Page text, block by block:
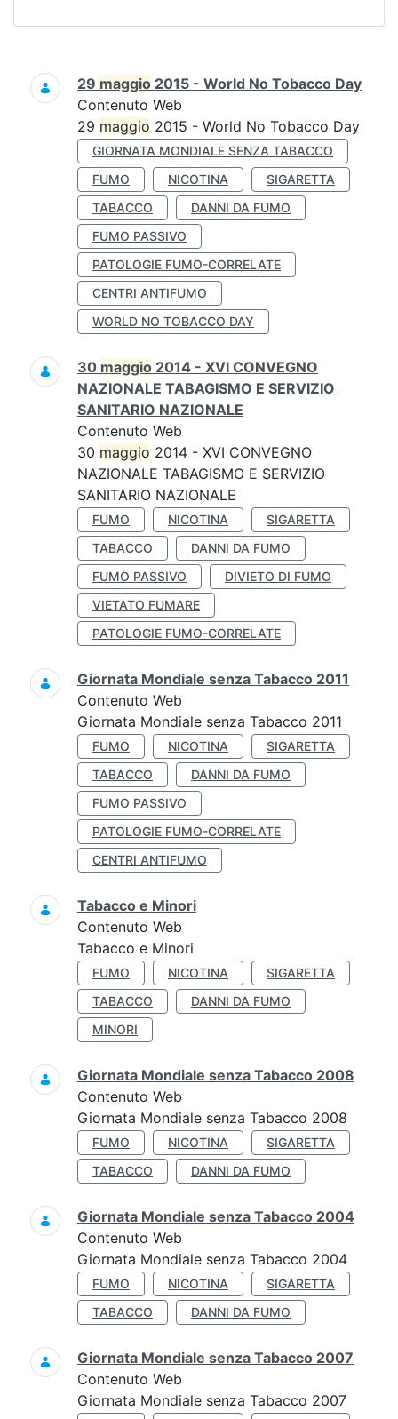
Ricerca
29 maggio 2015 - World No Tobacco Day
Contenuto Web
29 maggio 2015 - World No Tobacco Day
GIORNATA MONDIALE SENZA TABACCO
FUMO
NICOTINA
SIGARETTA
TABACCO
DANNI DA FUMO
FUMO PASSIVO
PATOLOGIE FUMO-CORRELATE
CENTRI ANTIFUMO
WORLD NO TOBACCO DAY
30 maggio 2014 - XVI CONVEGNO
NAZIONALE TABAGISMO E SERVIZIO
SANITARIO NAZIONALE
Contenuto Web
30 maggio 2014 - XVI CONVEGNO
NAZIONALE TABAGISMO E SERVIZIO
SANITARIO NAZIONALE
FUMO NICOTINA
SIGARETTA
TABACCO
DANNI DA FUMO
FUMO PASSIVO
DIVIETO DI FUMO
VIETATO FUMARE
PATOLOGIE FUMO-CORRELATE
Giornata Mondiale senza Tabacco 2011
Contenuto Web
Giornata Mondiale senza Tabacco 2011
FUMO NICOTINA
SIGARETTA
TABACCO
DANNI DA FUMO
FUMO PASSIVO
PATOLOGIE FUMO-CORRELATE
CENTRI ANTIFUMO
Tabacco e Minori
Contenuto Web
Tabacco e Minori
FUMO NICOTINA
SIGARETTA
TABACCO
DANNI DA FUMO
MINORI
Giornata Mondiale senza Tabacco 2008
Contenuto Web
Giornata Mondiale senza Tabacco 2008
FUMO NICOTINA
SIGARETTA
TABACCO
DANNI DA FUMO
Giornata Mondiale senza Tabacco 2004
Contenuto Web
Giornata Mondiale senza Tabacco 2004
FUMO NICOTINA
SIGARETTA
TABACCO
DANNI DA FUMO
Giornata Mondiale senza Tabacco 2007
Contenuto Web
Giornata Mondiale senza Tabacco 2007